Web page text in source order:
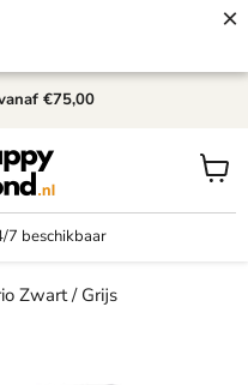
×
€75,00
7 beschikbaar
Zwart / Grijs